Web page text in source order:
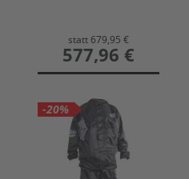
statt 679,95 €
preis
577,96 €
-20%